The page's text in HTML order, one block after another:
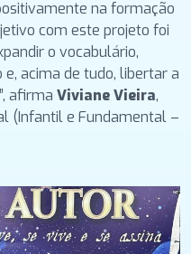
na formação
com este projeto foi
o vocabulário,
acima de tudo, libertar a
afirma Viviane Vieira,
(Infantil e Fundamental –